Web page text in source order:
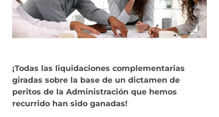
¡Todas las liquidaciones complementarias
giradas sobre la base de un dictamen de
peritos de la Administración que hemos
recurrido han sido ganadas!